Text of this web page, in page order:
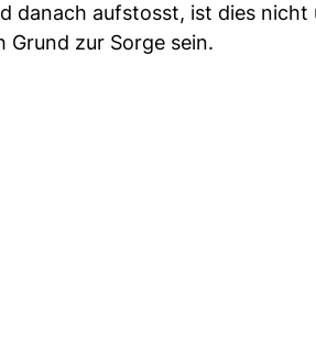
danach aufstosst, ist dies
Grund zur Sorge sein.